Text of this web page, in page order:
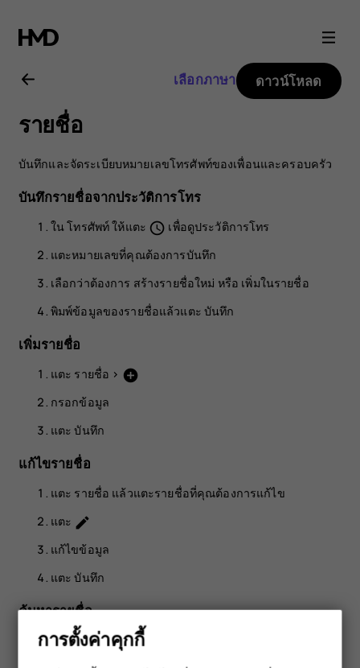
คู่มือ
ผู้
ใช้
Nokia
8.1
เลือกภาษา ดาวน์โหลด
รายชื่อ
บันทึกและจัดระเบียบหมายเลขโทรศัพท์ของเพื่อนและครอบครัว
บันทึกรายชื่อจากประวัติการโทร
ในโทรศัพท์ให้แตะ schedule เพื่อดูประวัติการโทร
แตะหมายเลขที่คุณต้องการบันทึก
เลือกว่าต้องการ สร้างรายชื่อใหม่ หรือ เพิ่มในรายชื่อ
พิมพ์ข้อมูลของรายชื่อแล้วแตะบันทึก
เพิ่มรายชื่อ
แตะ รายชื่อ > add_circle
กรอกข้อมูล
แตะบันทึก
แก้ไขรายชื่อ
แตะ รายชื่อ แล้วแตะรายชื่อที่คุณต้องการแก้ไข
แตะ edit
แก้ไขข้อมูล
แตะบันทึก
ค้นหารายชื่อ
แตะรายชื่อ
การตั้งค่าคุกกี้